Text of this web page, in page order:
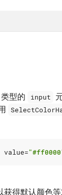
类型的 input
value=
得默认颜色